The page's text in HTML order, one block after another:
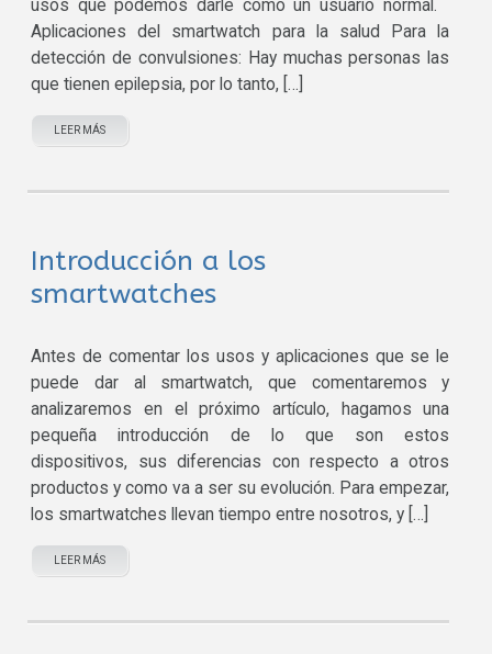
usos que podemos darle como un usuario normal.
Aplicaciones del smartwatch para la salud Para la
detección de convulsiones: Hay muchas personas las
que tienen epilepsia, por lo tanto, […]
LEER MÁS
Introducción a los
smartwatches
Antes de comentar los usos y aplicaciones que se le
puede dar al smartwatch, que comentaremos y
analizaremos en el próximo artículo, hagamos una
pequeña introducción de lo que son estos
dispositivos, sus diferencias con respecto a otros
productos y como va a ser su evolución. Para empezar,
los smartwatches llevan tiempo entre nosotros, y […]
LEER MÁS